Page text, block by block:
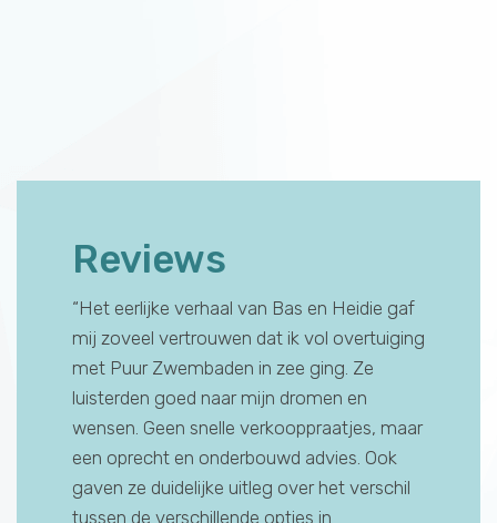
Reviews
“Het eerlijke verhaal van Bas en Heidie gaf
mij zoveel vertrouwen dat ik vol overtuiging
met Puur Zwembaden in zee ging. Ze
luisterden goed naar mijn dromen en
wensen. Geen snelle verkooppraatjes, maar
een oprecht en onderbouwd advies. Ook
gaven ze duidelijke uitleg over het verschil
tussen de verschillende opties in